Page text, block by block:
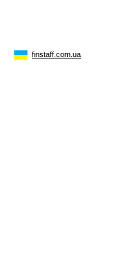
finstaff.com.ua